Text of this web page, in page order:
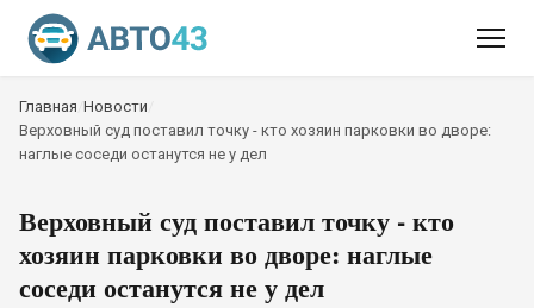
Главная Новости
Верховный суд поставил точку - кто хозяин парковки во дворе:
наглые соседи останутся не у дел
Верховный суд поставил точку - кто
хозяин парковки во дворе: наглые
соседи останутся не у дел